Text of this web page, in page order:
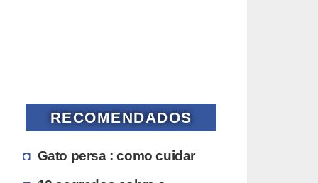
RECOMENDADOS
Gato persa : como cuidar